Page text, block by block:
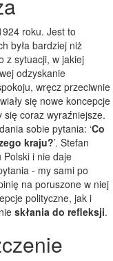
roku. Jest to
była bardziej niż
z sytuacji, w jakiej
odzyskanie
wręcz przeciwnie
się nowe koncepcje
się coraz wyraźniejsze.
sobie pytania: ‘Co
kraju?’. Stefan
i nie daje
- my sami po
na poruszone w niej
polityczne, jak i
skłania do refleksji.